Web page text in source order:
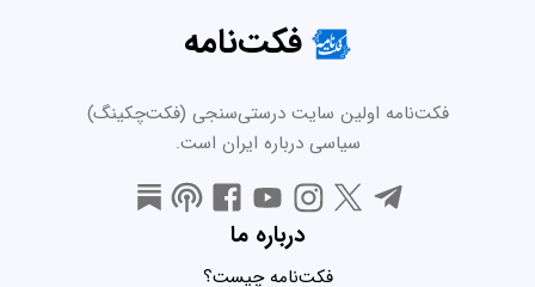
فکت‌نامه
فکت‌نامه اولین سایت درستی‌سنجی (فکت‌چکینگ)
سیاسی درباره ایران است.
درباره ما
فکت‌نامه چیست؟